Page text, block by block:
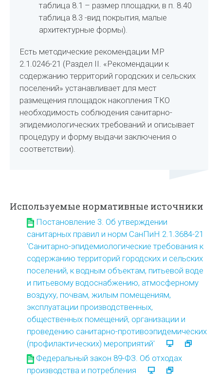
таблица 8.1 – размер площадки, в п. 8.40
таблица 8.3 -вид покрытия, малые
архитектурные формы).
Есть методические рекомендации МР
2.1.0246-21 (Раздел II. «Рекомендации к
содержанию территорий городских и сельских
поселений» устанавливает для мест
размещения площадок накопления ТКО
необходимость соблюдения санитарно-
эпидемиологических требований и описывает
процедуру и форму выдачи заключения о
соответствии).
Используемые нормативные источники
Постановление 3. Об утверждении
санитарных правил и норм СанПиН 2.1.3684-21
'Санитарно-эпидемиологические требования к
содержанию территорий городских и сельских
поселений, к водным объектам, питьевой воде
и питьевому водоснабжению, атмосферному
воздуху, почвам, жилым помещениям,
эксплуатации производственных,
общественных помещений, организации и
проведению санитарно-противоэпидемических
(профилактических) мероприятий'
Федеральный закон 89-ФЗ. Об отходах
производства и потребления